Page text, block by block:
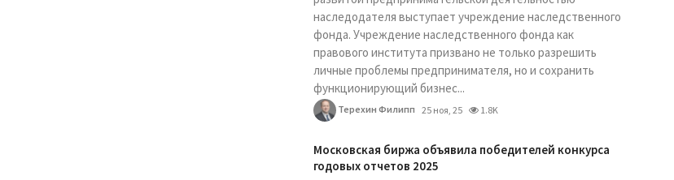
наследодателя выступает учреждение наследственного
фонда. Учреждение наследственного фонда как
правового института призвано не только разрешить
личные проблемы предпринимателя, но и сохранить
функционирующий бизнес...
Терехин Филипп 25 ноя, 25 1.8K
Московская биржа объявила победителей конкурса
годовых отчетов 2025